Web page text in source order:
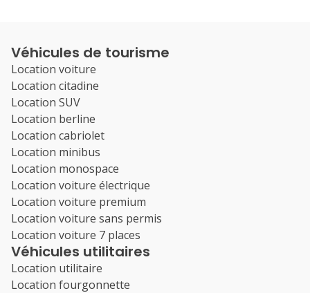
Véhicules de tourisme
Location voiture
Location citadine
Location SUV
Location berline
Location cabriolet
Location minibus
Location monospace
Location voiture électrique
Location voiture premium
Location voiture sans permis
Location voiture 7 places
Véhicules utilitaires
Location utilitaire
Location fourgonnette